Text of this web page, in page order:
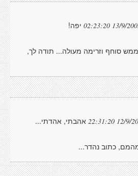
13/9/2005 יפה!
סוחף וזרימה מעולה... תודה לך,
12/9/2005 אהבתי, אהדתי...
כתוב נהדר...